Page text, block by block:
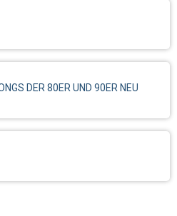
DER 80ER UND 90ER NEU